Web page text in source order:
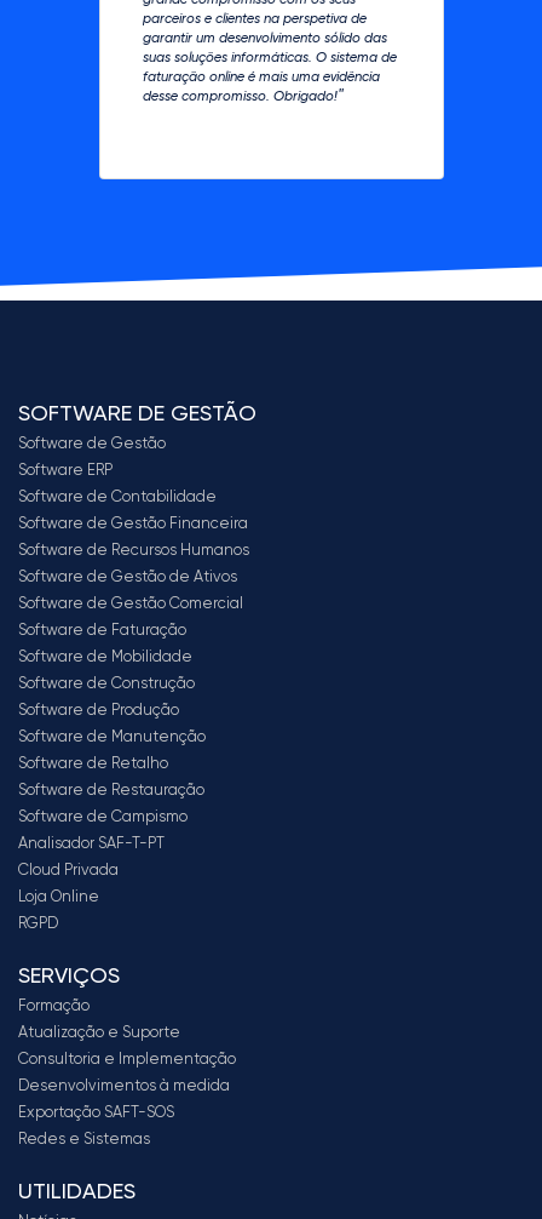
parceiros e clientes na perspetiva de
garantir um desenvolvimento sólido das
suas soluções informáticas. O sistema de
faturação online é mais uma evidência
desse compromisso. Obrigado!"
SOFTWARE DE GESTÃO
Software de Gestão
Software ERP
Software de Contabilidade
Software de Gestão Financeira
Software de Recursos Humanos
Software de Gestão de Ativos
Software de Gestão Comercial
Software de Faturação
Software de Mobilidade
Software de Construção
Software de Produção
Software de Manutenção
Software de Retalho
Software de Restauração
Software de Campismo
Analisador SAF-T-PT
Cloud Privada
Loja Online
RGPD
SERVIÇOS
Formação
Atualização e Suporte
Consultoria e Implementação
Desenvolvimentos à medida
Exportação SAFT-SOS
Redes e Sistemas
UTILIDADES